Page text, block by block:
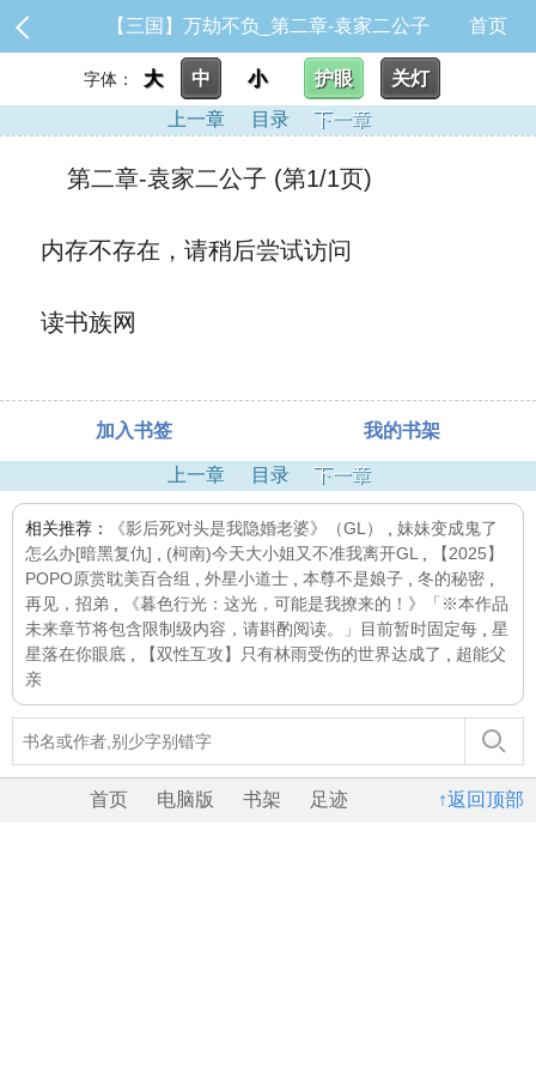
【三国】万劫不负_第二章-袁家二公子 首页
字体： 大 中 小 护眼
关灯
上一章
目录 下一章
第二章-袁家二公子 (第1/1页)
内存不存在，请稍后尝试访问
读书族网
加入书签 我的书架
上一章 目录 下一章
相关推荐： 《影后死对头是我隐婚老婆》（GL）
妹妹变成鬼了
怎么办[暗黑复仇]
(柯南)今天大小姐又不准我离开GL
【2025】
POPO原赏耽美百合组
外星小道士 本尊不是娘子 冬的秘密
再见，招弟
《暮色行光：这光，可能是我撩来的！》「※本作品
未来章节将包含限制级内容，请斟酌阅读。」目前暂时固定每
星
星落在你眼底
【双性互攻】只有林雨受伤的世界达成了
超能父
亲
↑返回顶部
首页 电脑版 书架 足迹